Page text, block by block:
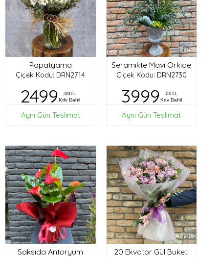
Papatyama
Çiçek Kodu: DRN2714
2499
,00TL
Kdv Dahil
Aynı Gün Teslimat
Seramikte Mavi Orkide
Çiçek Kodu: DRN2730
3999
,00TL
Kdv Dahil
Aynı Gün Teslimat
Saksıda Antoryum 20 Ekvator Gül Buketi